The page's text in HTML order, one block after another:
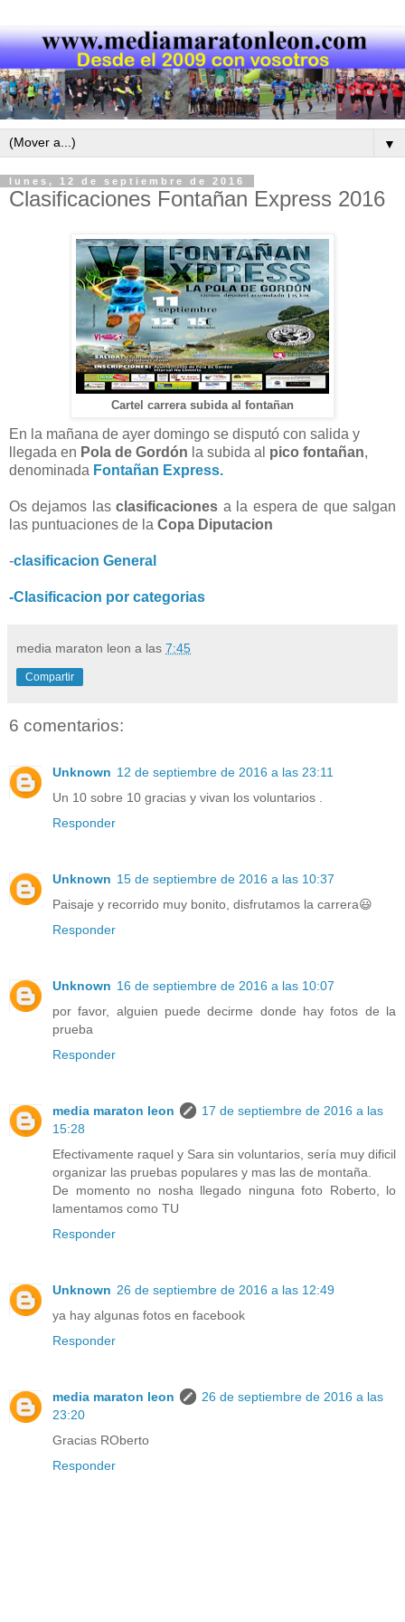
▼
lunes, 12 de septiembre de 2016
Clasificaciones Fontañan Express 2016
Cartel carrera subida al fontañan
En la mañana de ayer domingo se disputó con salida y
llegada en Pola de Gordón la subida al pico fontañan,
denominada Fontañan Express.
Os dejamos lasclasificaciones a la espera de que salgan
las puntuaciones de la Copa Diputacion
-clasificacion General
-Clasificacion por categorias
media maraton leon a las 7:45
Compartir
6 comentarios:
Unknown 12 de septiembre de 2016 a las 23:11
Un 10 sobre 10 gracias y vivan los voluntarios .
Responder
Unknown 15 de septiembre de 2016 a las 10:37
Paisaje y recorrido muy bonito, disfrutamos la carrera😃
Responder
Unknown 16 de septiembre de 2016 a las 10:07
por favor, alguien puede decirme donde hay fotos de la
prueba
Responder
media maraton leon
17 de septiembre de 2016 a las
15:28
Efectivamente raquel y Sara sin voluntarios, sería muy dificil
organizar las pruebas populares y mas las de montaña.
De momento no nosha llegado ninguna foto Roberto, lo
lamentamos como TU
Responder
Unknown 26 de septiembre de 2016 a las 12:49
ya hay algunas fotos en facebook
Responder
media maraton leon
26 de septiembre de 2016 a las
23:20
Gracias ROberto
Responder